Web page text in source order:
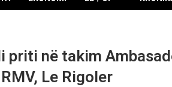
priti në takim
Le Rigoler